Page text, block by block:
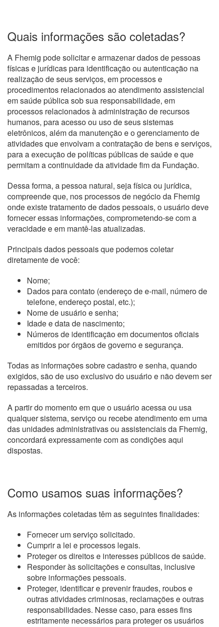
Quais informações são coletadas?
A Fhemig pode solicitar e armazenar dados de pessoas
físicas e jurídicas para identificação ou autenticação na
realização de seus serviços, em processos e
procedimentos relacionados ao atendimento assistencial
em saúde pública sob sua responsabilidade, em
processos relacionados à administração de recursos
humanos, para acesso ou uso de seus sistemas
eletrônicos, além da manutenção e o gerenciamento de
atividades que envolvam a contratação de bens e serviços,
para a execução de políticas públicas de saúde e que
permitam a continuidade da atividade fim da Fundação.
Dessa forma, a pessoa natural, seja física ou jurídica,
compreende que, nos processos de negócio da Fhemig
onde existe tratamento de dados pessoais, o usuário deve
fornecer essas informações, comprometendo-se com a
veracidade e em mantê-las atualizadas.
Principais dados pessoais que podemos coletar
diretamente de você:
Nome;
Dados para contato (endereço de e-mail, número de
telefone, endereço postal, etc.);
Nome de usuário e senha;
Idade e data de nascimento;
Números de identificação em documentos oficiais
emitidos por órgãos de governo e segurança.
Todas as informações sobre cadastro e senha, quando
exigidos, são de uso exclusivo do usuário e não devem ser
repassadas a terceiros.
A partir do momento em que o usuário acessa ou usa
qualquer sistema, serviço ou recebe atendimento em uma
das unidades administrativas ou assistenciais da Fhemig,
concordará expressamente com as condições aqui
dispostas.
Como usamos suas informações?
As informações coletadas têm as seguintes finalidades:
Fornecer um serviço solicitado.
Cumprir a lei e processos legais.
Proteger os direitos e interesses públicos de saúde.
Responder às solicitações e consultas, inclusive
sobre informações pessoais.
Proteger, identificar e prevenir fraudes, roubos e
outras atividades criminosas, reclamações e outras
responsabilidades. Nesse caso, para esses fins
estritamente necessários para proteger os usuários